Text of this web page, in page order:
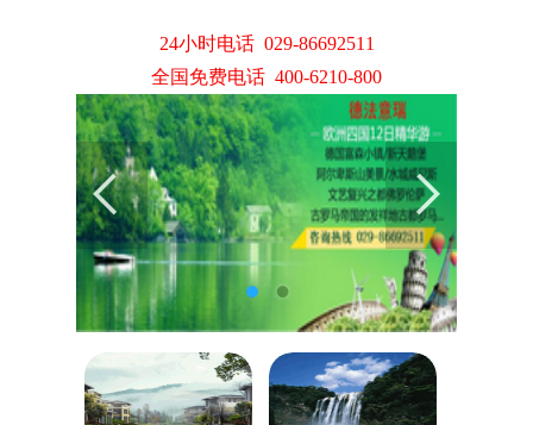
24小时电话 029-86692511
全国免费电话 400-6210-800